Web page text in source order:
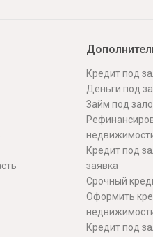
Кредит под
Деньги под
Займ под
Кредит под
заявка
Срочный
Оформить
Кредит под